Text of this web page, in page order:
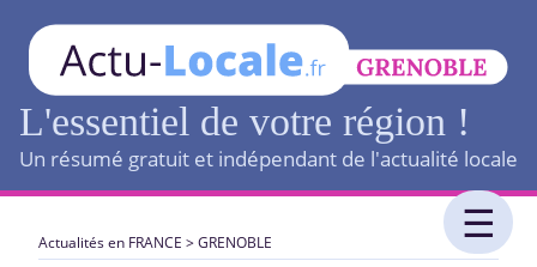
L'essentiel de votre région !
Un résumé gratuit et indépendant de l'actualité locale
Actualités en FRANCE >GRENOBLE